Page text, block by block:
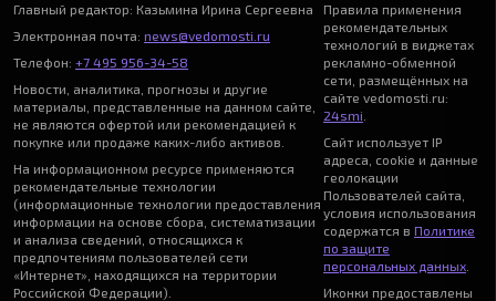
Главный редактор: Казьмина Ирина Сергеевна
Электронная почта: news@vedomosti.ru
Телефон: +7 495 956-34-58
Новости, аналитика, прогнозы и другие
материалы, представленные на данном сайте,
не являются офертой или рекомендацией к
покупке или продаже каких-либо активов.
На информационном ресурсе применяются
рекомендательные технологии
(информационные технологии предоставления
информации на основе сбора, систематизации
и анализа сведений, относящихся к
предпочтениям пользователей сети
«Интернет», находящихся на территории
Российской Федерации).
Правила применения
рекомендательных
технологий в виджетах
рекламно-обменной
сети, размещённых на
сайте vedomosti.ru:
24smi
Сайт использует IP
адреса, cookie и данные
геолокации
Пользователей сайта,
условия использования
содержатся в Политике
по защите
персональных данных.
Иконки предоставлены